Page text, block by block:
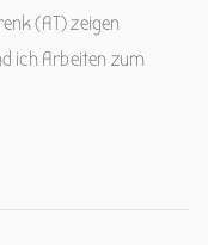
(AT) zeigen
ich Arbeiten zum